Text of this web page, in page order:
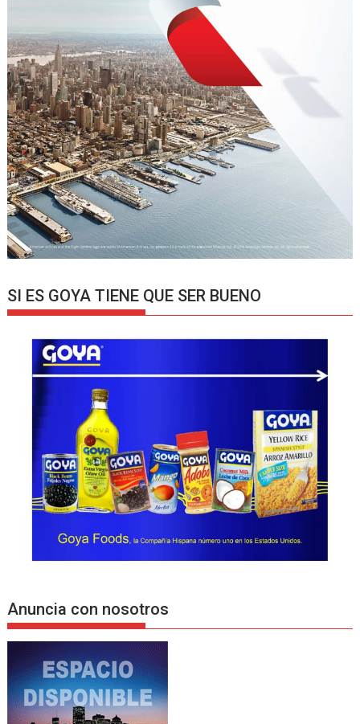
SI ES GOYA TIENE QUE SER BUENO
Anuncia con nosotros